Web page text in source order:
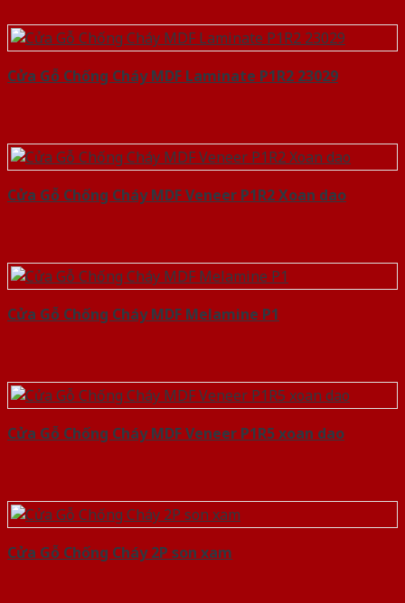
Cửa Gỗ Chống Cháy MDF Laminate P1R2 23029
Cửa Gỗ Chống Cháy MDF Veneer P1R2 Xoan dao
Cửa Gỗ Chống Cháy MDF Melamine P1
Cửa Gỗ Chống Cháy MDF Veneer P1R5 xoan dao
Cửa Gỗ Chống Cháy 2P son xam